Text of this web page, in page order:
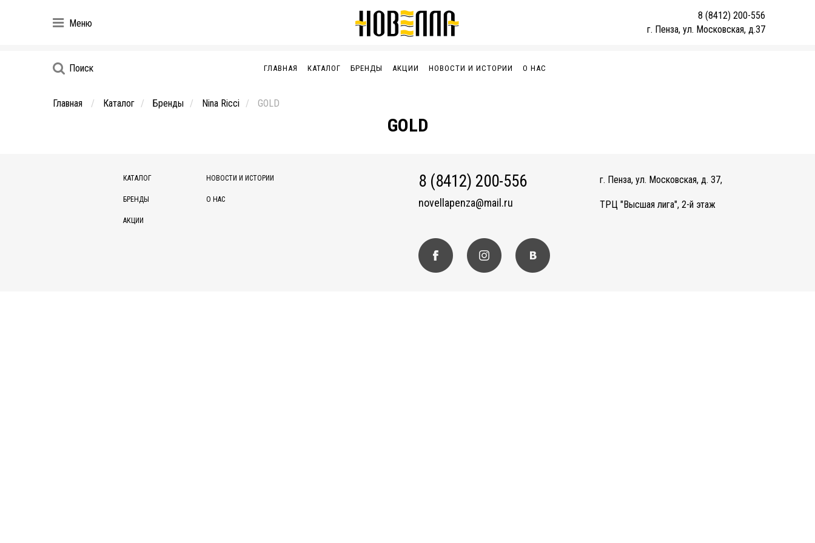
Меню
8 (8412) 200-556
г. Пенза, ул. Московская, д.37
Поиск ГЛАВНАЯ КАТАЛОГ БРЕНДЫ АКЦИИ НОВОСТИ И ИСТОРИИ О НАС
Главная Каталог Бренды Nina Ricci GOLD
GOLD
КАТАЛОГ
БРЕНДЫ
АКЦИИ
НОВОСТИ И ИСТОРИИ
О НАС
8 (8412) 200-556
novellapenza@mail.ru
г. Пенза, ул. Московская, д. 37,
ТРЦ "Высшая лига", 2-й этаж